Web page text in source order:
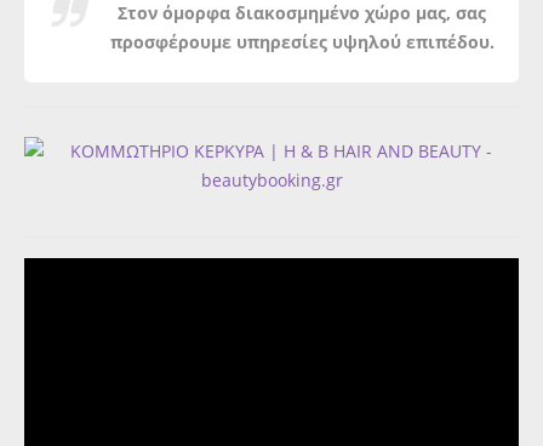
Στον όμορφα διακοσμημένο χώρο μας, σας
προσφέρουμε υπηρεσίες υψηλού επιπέδου.